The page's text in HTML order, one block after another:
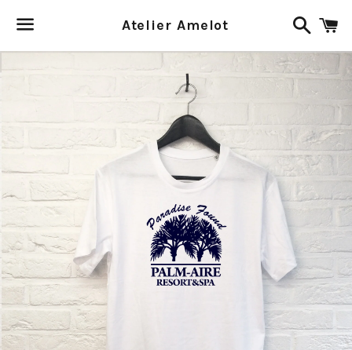
Menu
Atelier Amelot